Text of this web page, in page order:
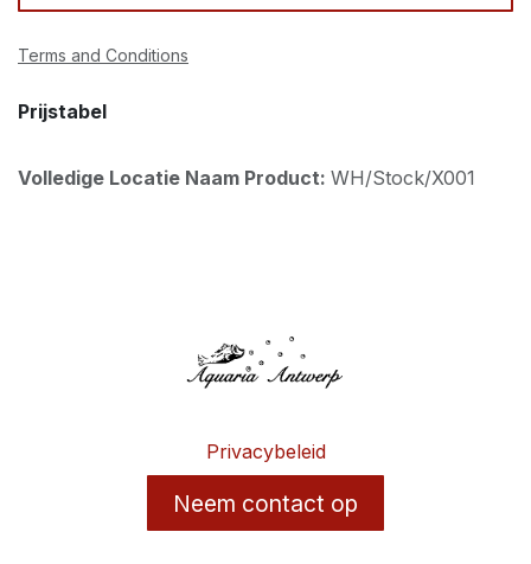
Terms and Conditions
Prijstabel
Volledige Locatie Naam Product: WH/Stock/X001
Privacybeleid
Neem contact op